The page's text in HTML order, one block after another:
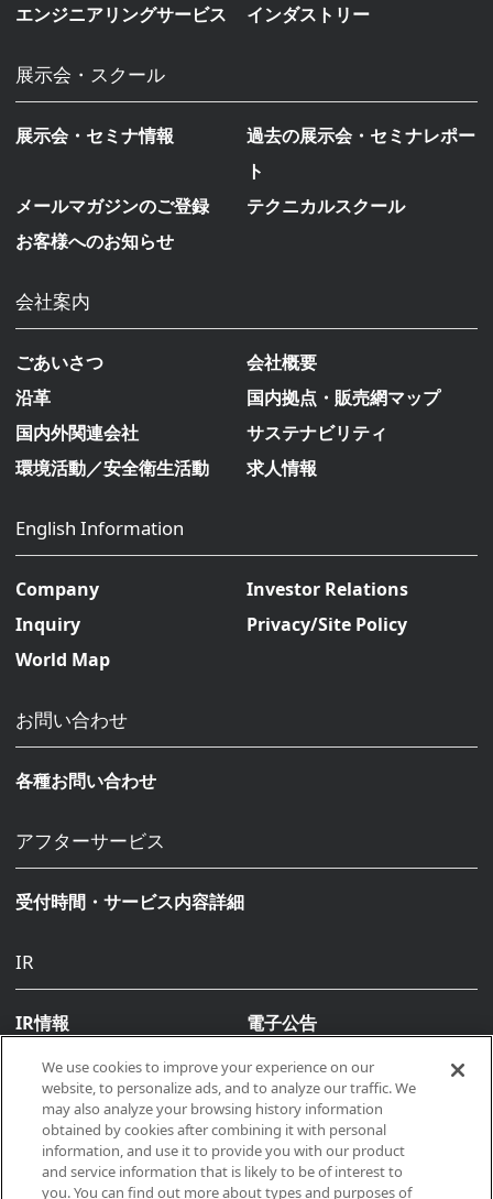
エンジニアリングサービス
インダストリー
展示会・スクール
展示会・セミナ情報
過去の展示会・セミナレポー
ト
メールマガジンのご登録
テクニカルスクール
お客様へのお知らせ
会社案内
ごあいさつ
会社概要
沿革
国内拠点・販売網マップ
国内外関連会社
サステナビリティ
環境活動／安全衛生活動
求人情報
English Information
Company
Investor Relations
Inquiry
Privacy/Site Policy
World Map
お問い合わせ
各種お問い合わせ
アフターサービス
受付時間・サービス内容詳細
IR
IR情報 電子公告
We use cookies to improve your experience on our
website, to personalize ads, and to analyze our traffic. We
may also analyze your browsing history information
obtained by cookies after combining it with personal
information, and use it to provide you with our product
and service information that is likely to be of interest to
you. You can find out more about types and purposes of